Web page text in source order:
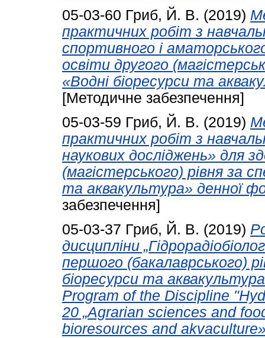
05-03-60 Гриб, Й. В. (2019)
практичних робіт з
спортивного і
освіти другого
«Водні біоресурси та
[Методичне забезпечення]
05-03-59 Гриб, Й. В. (2019)
практичних робіт з
наукових досліджень» для
(магістерського) рівня за
та аквакультура» денної
забезпечення]
05-03-37 Гриб, Й. В. (2019)
дисципліни
першого (бакалаврського)
біоресурси та
Program of the Discipline
20 „Agrarian sciences and
bioresources and